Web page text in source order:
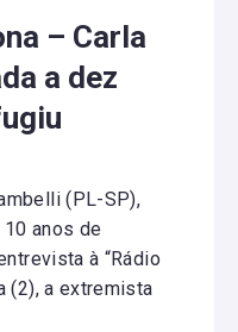
– Carla
a dez
(PL-SP),
anos de
à “Rádio
(2), a extremista